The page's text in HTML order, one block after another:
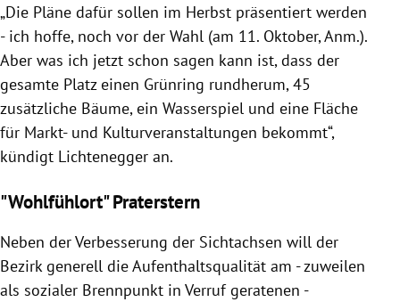
„Die Pläne dafür sollen im Herbst präsentiert werden
- ich hoffe, noch vor der Wahl (am 11. Oktober, Anm.).
Aber was ich jetzt schon sagen kann ist, dass der
gesamte Platz einen Grünring rundherum, 45
zusätzliche Bäume, ein Wasserspiel und eine Fläche
für Markt- und Kulturveranstaltungen bekommt“,
kündigt Lichtenegger an.
"Wohlfühlort" Praterstern
Neben der Verbesserung der Sichtachsen will der
Bezirk generell die Aufenthaltsqualität am - zuweilen
als sozialer Brennpunkt in Verruf geratenen -